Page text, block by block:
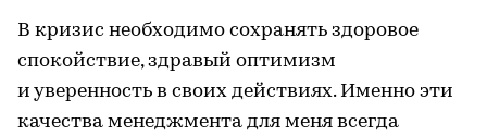
В кризис необходимо сохранять здоровое
спокойствие, здравый оптимизм
и уверенность в своих действиях. Именно эти
качества менеджмента для меня всегда